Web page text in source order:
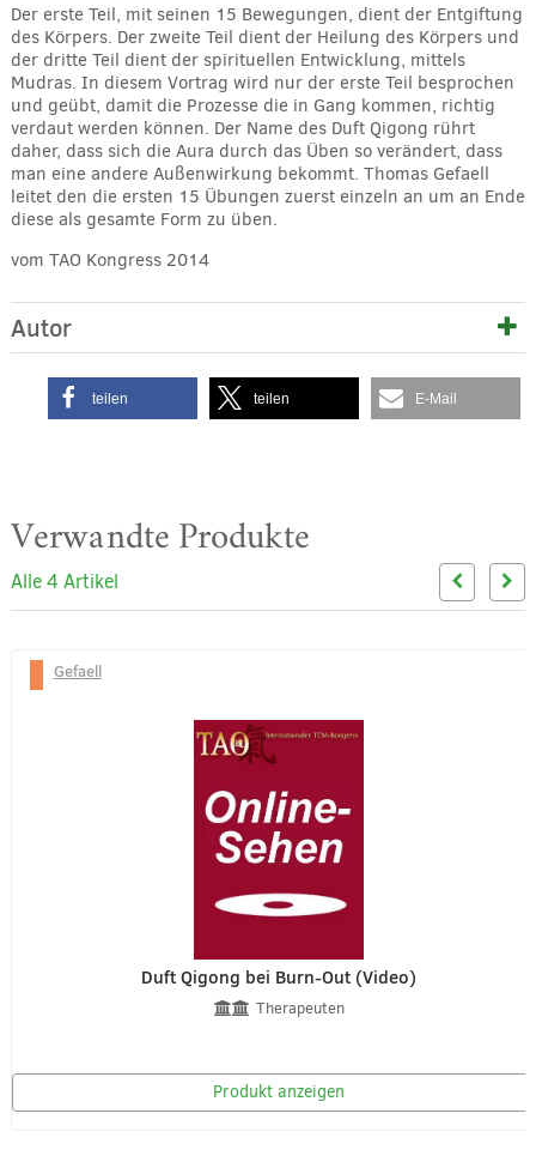
Der erste Teil, mit seinen 15 Bewegungen, dient der Entgiftung
des Körpers. Der zweite Teil dient der Heilung des Körpers und
der dritte Teil dient der spirituellen Entwicklung, mittels
Mudras. In diesem Vortrag wird nur der erste Teil besprochen
und geübt, damit die Prozesse die in Gang kommen, richtig
verdaut werden können. Der Name des Duft Qigong rührt
daher, dass sich die Aura durch das Üben so verändert, dass
man eine andere Außenwirkung bekommt. Thomas Gefaell
leitet den die ersten 15 Übungen zuerst einzeln an um an Ende
diese als gesamte Form zu üben.
vom TAO Kongress 2014
Autor
teilen teilen E-Mail
Verwandte Produkte
Alle 4 Artikel
Gefaell
Duft Qigong bei Burn-Out (Video)
Therapeuten
Produkt anzeigen